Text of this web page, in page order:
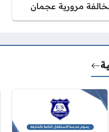
مرورية عجمان